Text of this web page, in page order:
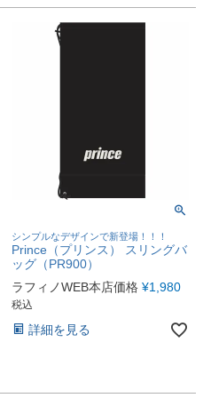
シンプルなデザインで新登場！！！
Prince（プリンス） スリングバ
ッグ（PR900）
ラフィノWEB本店価格 ¥1,980
税込
詳細を見る